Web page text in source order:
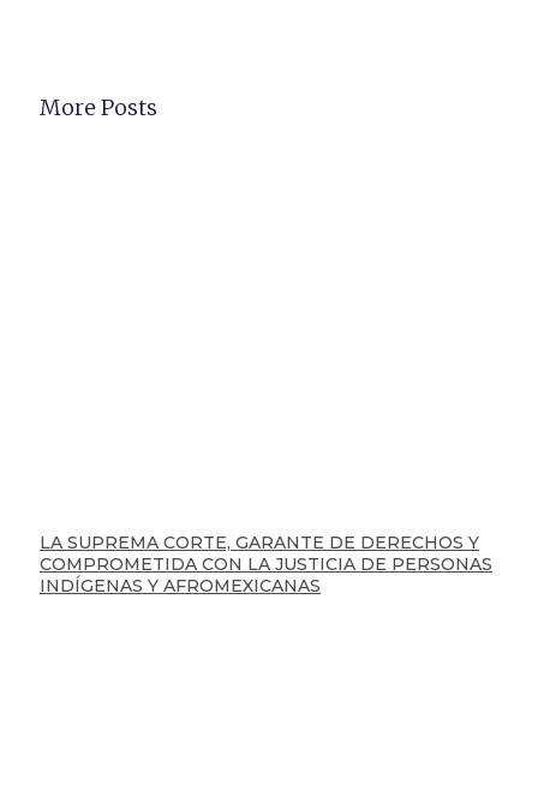
More Posts
LA SUPREMA CORTE, GARANTE DE DERECHOS Y
COMPROMETIDA CON LA JUSTICIA DE PERSONAS
INDÍGENAS Y AFROMEXICANAS